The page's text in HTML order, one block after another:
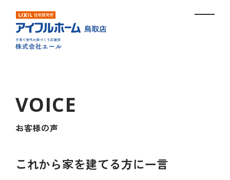
お客様の声
これから家を建てる方に一言